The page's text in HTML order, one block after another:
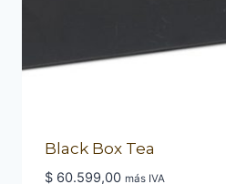
Black Box Tea
$60.599,00 más IVA